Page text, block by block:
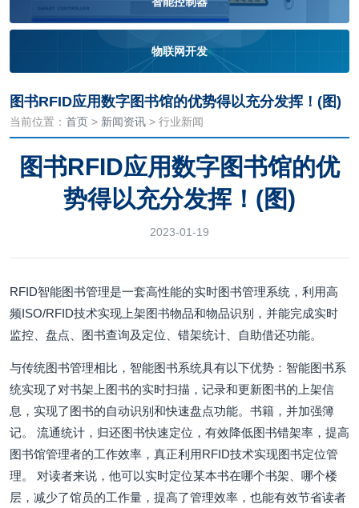
物联网开发
图书RFID应用数字图书馆的优势得以充分发挥！(图)
当前位置： 首页 > 新闻资讯 > 行业新闻
图书RFID应用数字图书馆的优
势得以充分发挥！(图)
2023-01-19
RFID智能图书管理是一套高性能的实时图书管理系统，利用高
频ISO/RFID技术实现上架图书物品和物品识别，并能完成实时
监控、盘点、图书查询及定位、错架统计、自助借还功能。
与传统图书管理相比，智能图书系统具有以下优势：智能图书系
统实现了对书架上图书的实时扫描，记录和更新图书的上架信
息，实现了图书的自动识别和快速盘点功能。书籍，并加强簿
记。 流通统计，归还图书快速定位，有效降低图书错架率，提高
图书馆管理者的工作效率，真正利用RFID技术实现图书定位管
理。 对读者来说，他可以实时定位某本书在哪个书架、哪个楼
层，减少了馆员的工作量，提高了管理效率，也能有效节省读者